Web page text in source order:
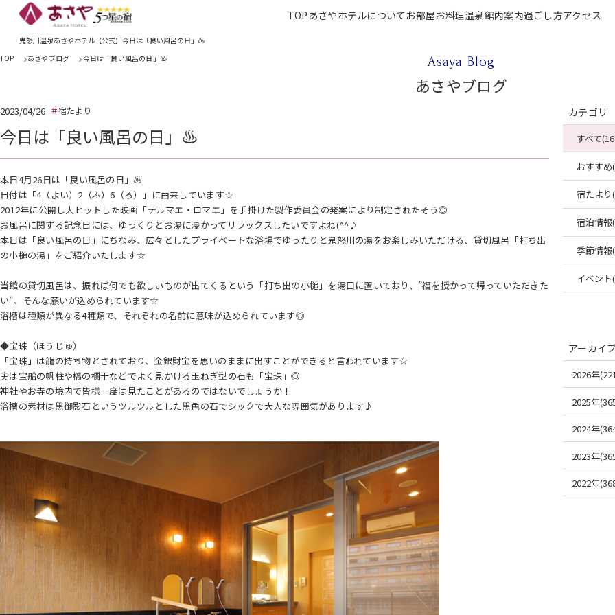
TOP あさやホテルについて お部屋お料理温泉館内案内過ごし方アクセス
鬼怒川温泉あさやホテル【公式】今日は「良い風呂の日」♨
TOP あさやブログ 今日は「良い風呂の日」♨ Asaya Blog
あさやブログ
2023/04/26 宿たより
今日は「良い風呂の日」♨
本日4月26日は「良い風呂の日」♨
日付は「4（よい）2（ふ）6（ろ）」に由来しています☆
2012年に公開し大ヒットした映画「テルマエ・ロマエ」を手掛けた製作委員会の発案により制定されたそう◎
お風呂に関する記念日には、ゆっくりとお湯に浸かってリラックスしたいですよね(^^♪
本日は「良い風呂の日」にちなみ、広々としたプライベートな浴場でゆったりと鬼怒川の湯をお楽しみいただける、貸切風呂「打ち出
の小槌の湯」をご紹介いたします☆
当館の貸切風呂は、振れば何でも欲しいものが出てくるという「打ち出の小槌」を湯口に置いており、”福を授かって帰っていただきた
い”、そんな願いが込められています☆
浴槽は種類が異なる4種類で、それぞれの名前に意味が込められています◎
◆宝珠（ほうじゅ）
「宝珠」は龍の持ち物とされており、金銀財宝を思いのままに出すことができると言われています☆
実は宝船の帆柱や橋の欄干などでよく見かける玉ねぎ型の石も「宝珠」◎
神社やお寺の境内で皆様一度は見たことがあるのではないでしょうか！
浴槽の素材は黒御影石というツルツルとした黒色の石でシックで大人な雰囲気があります♪
カテゴリ
すべて
おすすめ
宿たより
宿泊情報
季節情報
イベント
アーカイ
2026年
2025年
2024年
2023年
2022年